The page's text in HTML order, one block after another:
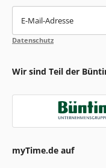
E-Mail-Adresse
Datenschutz
Wir sind Teil der
myTime.de auf